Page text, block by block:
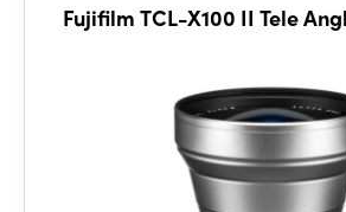
Fujifilm TCL-X100 II Tele